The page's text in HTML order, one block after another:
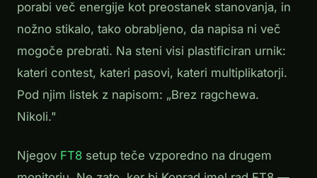
porabi več energije kot preostanek stanovanja, in
nožno stikalo, tako obrabljeno, da napisa ni več
mogoče prebrati. Na steni visi plastificiran urnik:
kateri contest, kateri pasovi, kateri multiplikatorji.
Pod njim listek z napisom: „Brez ragchewa.
Nikoli."
Njegov FT8 setup teče vzporedno na drugem